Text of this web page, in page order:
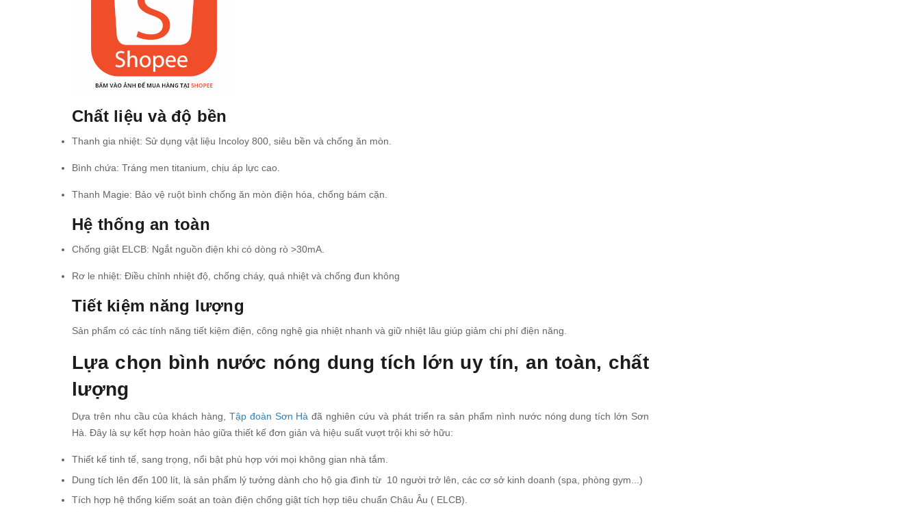
Chất liệu và độ bền
Thanh gia nhiệt: Sử dụng vật liệu Incoloy 800, siêu bền và chống ăn mòn.
Bình chứa: Tráng men titanium, chịu áp lực cao.
Thanh Magie: Bảo vệ ruột bình chống ăn mòn điện hóa, chống bám cặn.
Hệ thống an toàn
Chống giật ELCB: Ngắt nguồn điện khi có dòng rò >30mA.
Rơ le nhiệt: Điều chỉnh nhiệt độ, chống cháy, quá nhiệt và chống đun không
Tiết kiệm năng lượng
Sản phẩm có các tính năng tiết kiệm điện, công nghệ gia nhiệt nhanh và giữ nhiệt lâu giúp giảm chi phí điện năng.
Lựa chọn bình nước nóng dung tích lớn uy tín, an toàn, chất
lượng
Dựa trên nhu cầu của khách hàng, Tập đoàn Sơn Hà đã nghiên cứu và phát triển ra sản phẩm nình nước nóng dung tích lớn Sơn
Hà. Đây là sự kết hợp hoàn hảo giữa thiết kế đơn giản và hiệu suất vượt trội khi sở hữu:
Thiết kế tinh tế, sang trọng, nổi bật phù hợp với mọi không gian nhà tắm.
Dung tích lên đến 100 lít, là sản phẩm lý tưởng dành cho hộ gia đình từ 10 người trở lên, các cơ sở kinh doanh (spa, phòng gym...)
Tích hợp hệ thống kiếm soát an toàn điện chống giật tích hợp tiêu chuẩn Châu Âu ( ELCB).